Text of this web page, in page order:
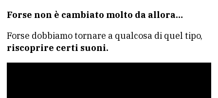
Forse non è cambiato molto da allora…
Forse dobbiamo tornare a qualcosa di quel tipo,
riscoprire certi suoni.